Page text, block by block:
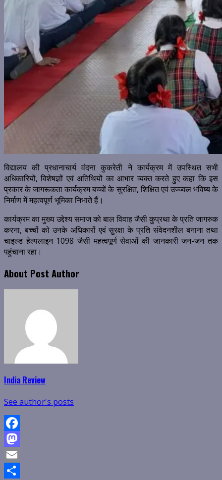
विद्यालय की प्रधानाचार्य वंदना कुकरेती ने कार्यक्रम में उपस्थित सभी
अधिकारियों, विशेषज्ञों एवं अतिथियों का आभार व्यक्त करते हुए कहा कि इस
प्रकार के जागरूकता कार्यक्रम बच्चों के सुरक्षित, शिक्षित एवं उज्ज्वल भविष्य के
निर्माण में महत्वपूर्ण भूमिका निभाते हैं।
कार्यक्रम का मुख्य उद्देश्य समाज को बाल विवाह जैसी कुप्रथा के प्रति जागरुक
करना, बच्चों को उनके अधिकारों एवं सुरक्षा के प्रति संवेदनशील बनाना तथा
चाइल्ड हेल्पलाइन 1098 जैसी महत्वपूर्ण सेवाओं की जानकारी जन-जन तक
पहुंचाना रहा।
About Post Author
India Review
See author's posts
Facebook
Mastodon
Email